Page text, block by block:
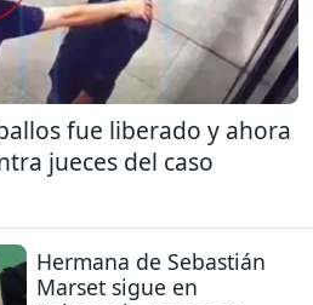
fue liberado y ahora
jueces del caso
Hermana de Sebastián
Marset sigue en